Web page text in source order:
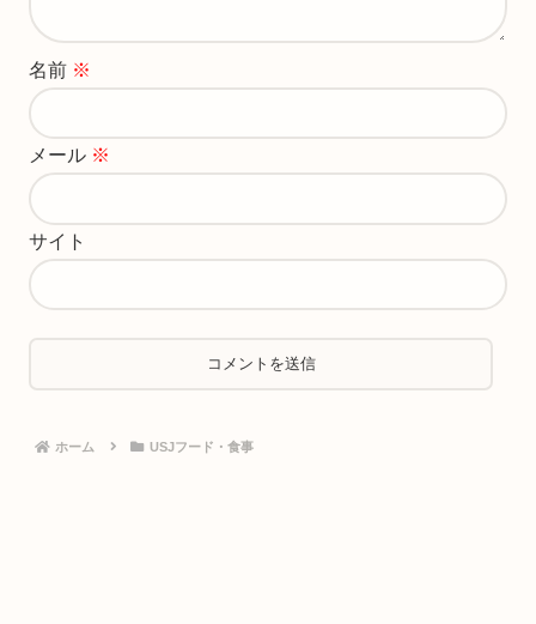
名前 ※
メール ※
サイト
ホーム USJフード・食事